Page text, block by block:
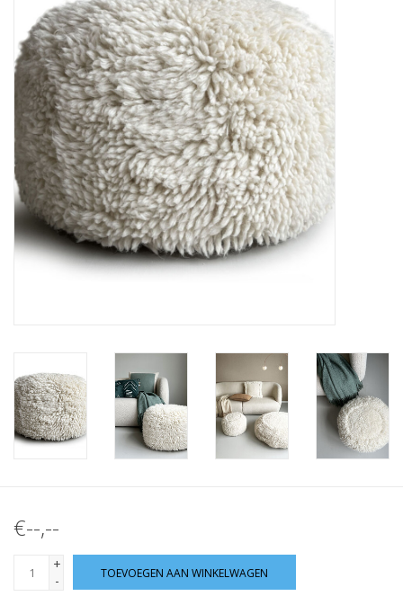
Stoelen
Notebooks & accessoires
Vloerkussens
Vloerkleden
€--,--
+
-
TOEVOEGEN AAN WINKELWAGEN